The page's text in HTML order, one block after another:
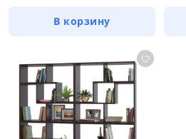
В корзину